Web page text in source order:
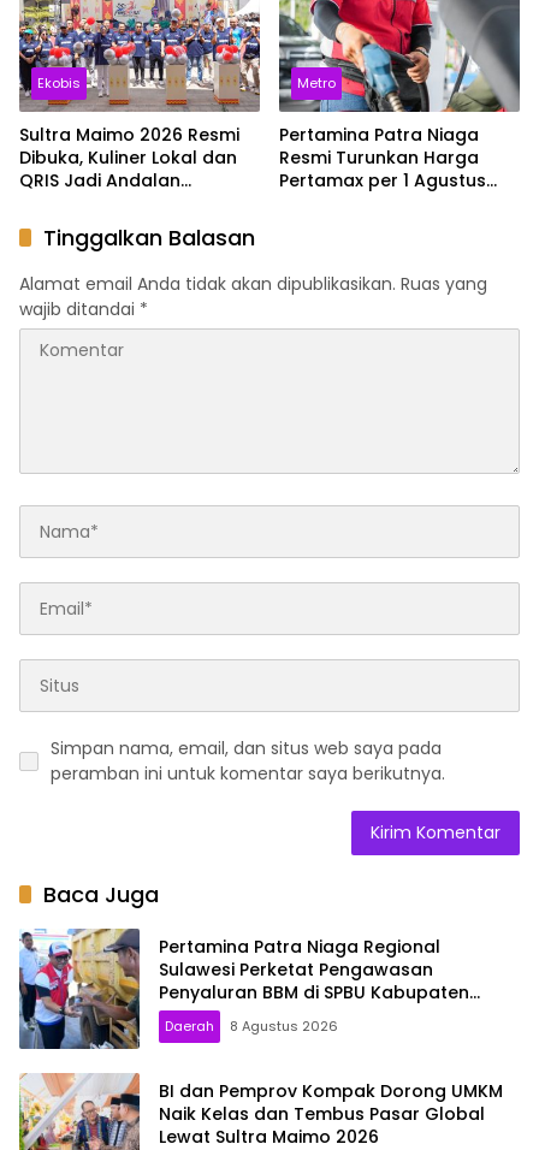
Ekobis
Sultra Maimo 2026 Resmi
Dibuka, Kuliner Lokal dan
QRIS Jadi Andalan
Metro
Pertamina Patra Niaga
Resmi Turunkan Harga
Pertamax per 1 Agustus
Tinggalkan Balasan
Alamat email Anda tidak akan dipublikasikan. Ruas yang
wajib ditandai *
Simpan nama, email, dan situs web saya pada
peramban ini untuk komentar saya berikutnya.
Baca Juga
Pertamina Patra Niaga Regional
Sulawesi Perketat Pengawasan
Penyaluran BBM di SPBU Kabupaten
Kolaka Utara
Daerah 8 Agustus 2026
BI dan Pemprov Kompak Dorong UMKM
Naik Kelas dan Tembus Pasar Global
Lewat Sultra Maimo 2026